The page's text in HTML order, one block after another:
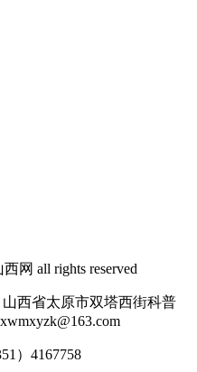
网 all rights reserved
西省太原市双塔西街科普
）4167758